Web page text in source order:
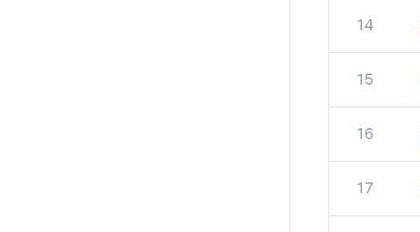
14
15
16
17